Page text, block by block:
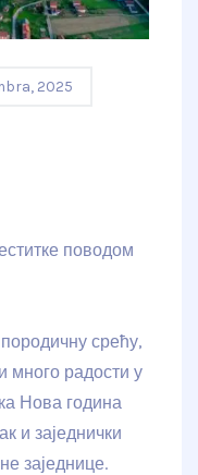
2025
поводом
срећу,
много радости у
Нова година
и заједнички
заједнице.